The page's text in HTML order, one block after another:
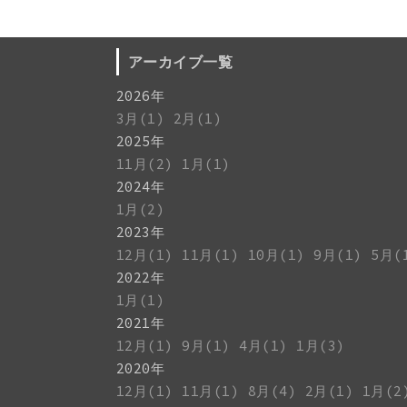
アーカイブ一覧
2026年
3月(1)
2月(1)
2025年
11月(2)
1月(1)
2024年
1月(2)
2023年
12月(1)
11月(1) 10月(1) 9月(1) 5月
2022年
1月(1)
2021年
12月(1)
9月(1) 4月(1)
1月(3)
2020年
12月(1)
11月(1) 8月(4) 2月(1)
1月(2)